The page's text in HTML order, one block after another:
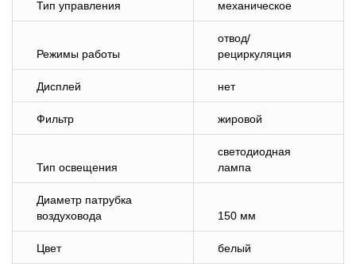
Тип управления механическое
Режимы работы
отвод/
рециркуляция
Дисплей нет
Фильтр жировой
Тип освещения
светодиодная
лампа
Диаметр патрубка
воздуховода
150 мм
Цвет белый